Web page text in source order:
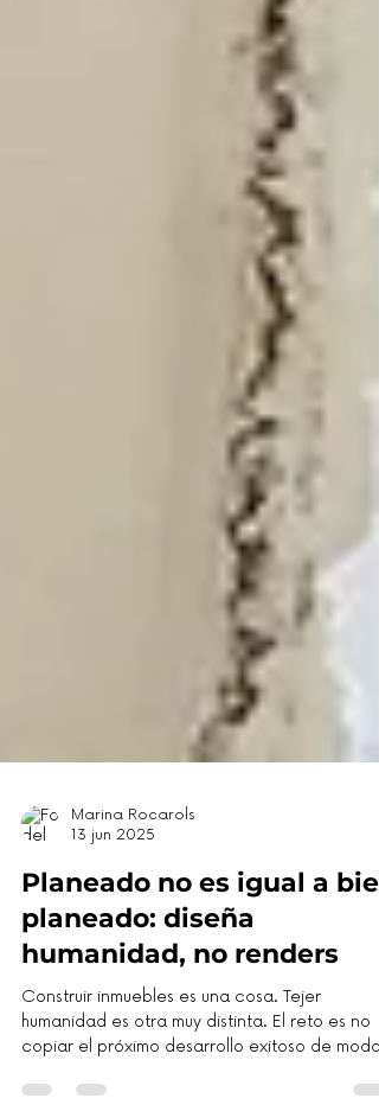
Marina Rocarols
13 jun 2025
Planeado no es igual a
planeado: diseña
humanidad, no renders
Construir inmuebles es una cosa. Tejer
copiar el próximo desarrollo exitoso de moda,